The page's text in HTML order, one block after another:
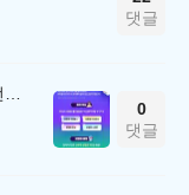
댓글
0
댓글